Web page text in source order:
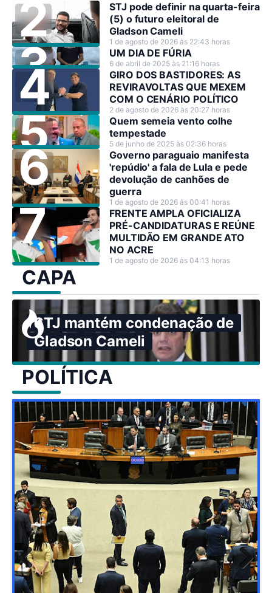
STJ pode definir na quarta-feira
(5) o futuro eleitoral de
Gladson Cameli
1 de agosto de 2026 às 22:43 horas
UM DIA DE FÚRIA
6 de abril de 2025 às 21:16 horas
GIRO DOS BASTIDORES: AS
REVIRAVOLTAS QUE MEXEM
COM O CENÁRIO POLÍTICO
2 de agosto de 2026 às 20:27 horas
Quem semeia vento colhe
tempestade
5 de junho de 2025 às 02:36 horas
Governo paraguaio manifesta
'repúdio' a fala de Lula e pede
devolução de canhões de
guerra
1 de agosto de 2026 às 00:41 horas
FRENTE AMPLA OFICIALIZA
PRÉ-CANDIDATURAS E REÚNE
MULTIDÃO EM GRANDE ATO
NO ACRE
1 de agosto de 2026 às 04:13 horas
CAPA
STJ mantém condenação de
Gladson Cameli
POLÍTICA
Previ
ous
Next